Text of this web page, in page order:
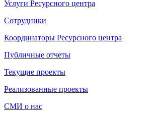
Услуги Ресурсного центра
Сотрудники
Координаторы Ресурсного центра
Публичные отчеты
Текущие проекты
Реализованные проекты
СМИ о нас